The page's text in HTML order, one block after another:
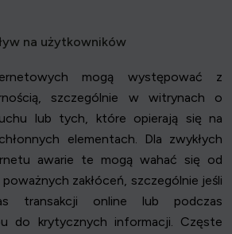
na użytkowników
mogą występować z
szczególnie w witrynach o
lub tych, które opierają się na
elementach. Dla zwykłych
awarie te mogą wahać się od
zakłóceń, szczególnie jeśli
transakcji online lub podczas
do krytycznych informacji. Częste